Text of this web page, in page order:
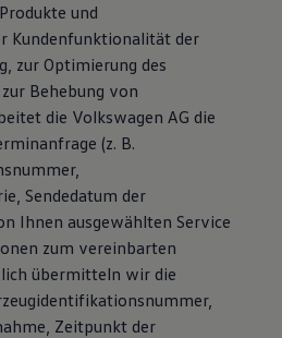
und
Kundenfunktionalität der
zur Optimierung des
Behebung von
die Volkswagen AG die
(z. B.
Sendedatum der
Ihnen ausgewählten Service
zum vereinbarten
übermitteln wir die
Zeitpunkt der